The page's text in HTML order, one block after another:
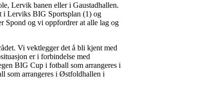
Lervik banen eller i Gaustadhallen.
i Lerviks BIG Sportsplan (1) og
Spond og vi oppfordrer at alle lag og
Vi vektlegger det å bli kjent med
er i forbindelse med
BIG Cup i fotball som arrangeres i
som arrangeres i Østfoldhallen i